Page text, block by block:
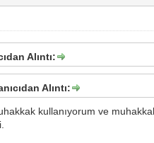
Alıntı:
Alıntı:
kullanıyorum ve